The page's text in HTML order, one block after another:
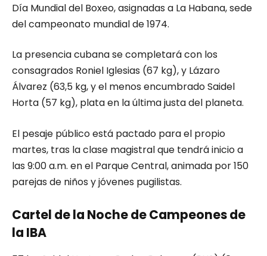
Día Mundial del Boxeo, asignadas a La Habana, sede
del campeonato mundial de 1974.
La presencia cubana se completará con los
consagrados Roniel Iglesias (67 kg), y Lázaro
Álvarez (63,5 kg, y el menos encumbrado Saidel
Horta (57 kg), plata en la última justa del planeta.
El pesaje público está pactado para el propio
martes, tras la clase magistral que tendrá inicio a
las 9:00 a.m. en el Parque Central, animada por 150
parejas de niños y jóvenes pugilistas.
Cartel de la Noche de Campeones de
la IBA